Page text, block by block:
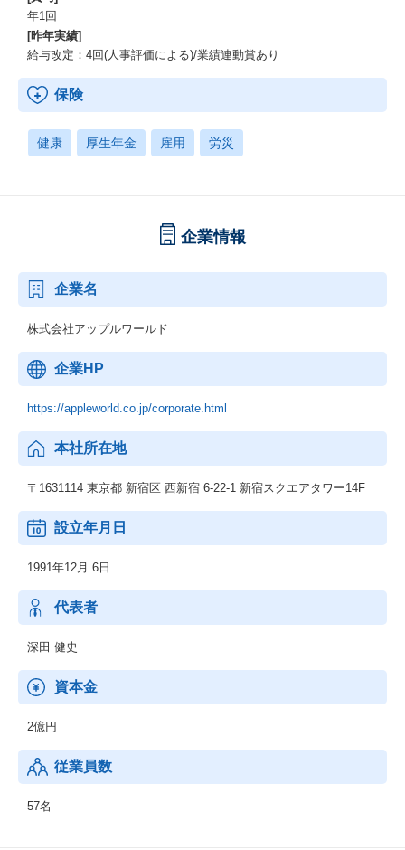
年1回
[昨年実績]
給与改定：4回(人事評価による)/業績連動賞あり
保険
健康 厚生年金 雇用 労災
企業情報
企業名
株式会社アップルワールド
企業HP
https://appleworld.co.jp/corporate.html
本社所在地
〒1631114 東京都 新宿区 西新宿 6-22-1 新宿スクエアタワー14F
設立年月日
1991年12月 6日
代表者
深田 健史
資本金
2億円
従業員数
57名